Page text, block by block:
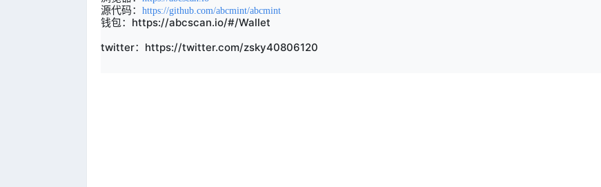
源代码： https://github.com/abcmint/abcmint
钱包： https://abcscan.io/#/Wallet
twitter： https://twitter.com/zsky40806120